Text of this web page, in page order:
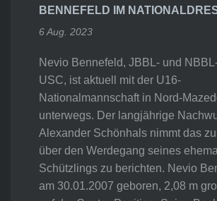
BENNEFELD IM
6 Aug. 2023
Nevio Bennefeld, JBBL- und
USC, ist aktuell mit der U16-
Nationalmannschaft in Nord-
unterwegs. Der langjährige
Alexander Schönhals nimmt das
über den Werdegang seines
Schützlings zu berichten. Nevio
am 30.01.2007 geboren, 2,08 m